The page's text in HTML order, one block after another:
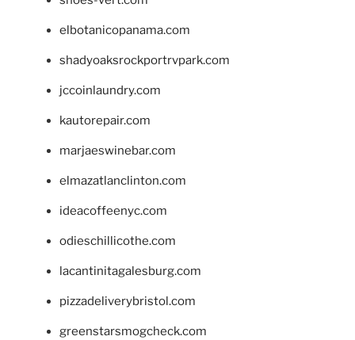
elbotanicopanama.com
shadyoaksrockportrvpark.com
jccoinlaundry.com
kautorepair.com
marjaeswinebar.com
elmazatlanclinton.com
ideacoffeenyc.com
odieschillicothe.com
lacantinitagalesburg.com
pizzadeliverybristol.com
greenstarsmogcheck.com